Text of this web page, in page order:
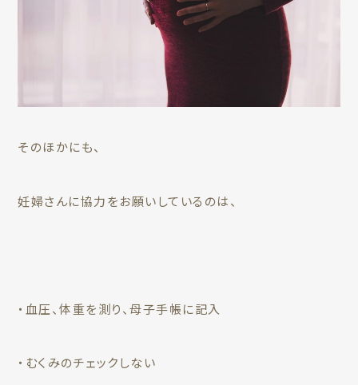
そのほかにも、
妊婦さんに協力をお願いしているのは、
・血圧、体重を測り、母子手帳に記入
・むくみのチェックしない